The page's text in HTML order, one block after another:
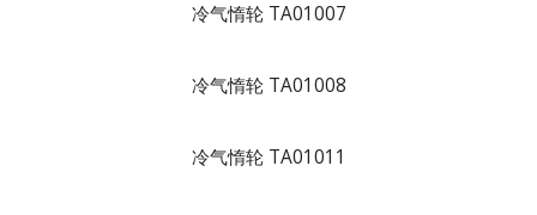
冷气惰轮 TA01007
冷气惰轮 TA01008
冷气惰轮 TA01011